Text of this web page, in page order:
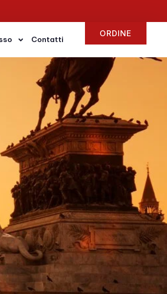
Contatti
ORDINE